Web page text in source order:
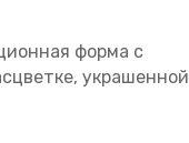
форма с
украшенной